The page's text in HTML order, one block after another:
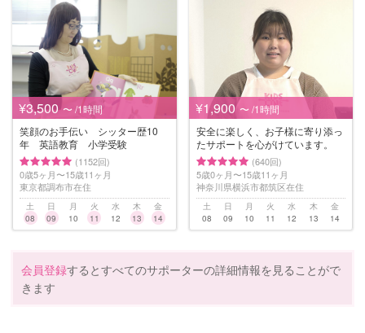
¥3,500 〜 /1時間
笑顔のお手伝い シッター歴10
年 英語教育 小学受験
(1152回)
0歳5ヶ月〜15歳11ヶ月
東京都調布市在住
土
08
日
09
月
10
火
11
水
12
木
13
金
14
¥1,900 〜 /1時間
安全に楽しく、お子様に寄り添っ
たサポートを心がけています。
(640回)
5歳0ヶ月〜15歳11ヶ月
神奈川県横浜市都筑区在住
土
08
日
09
月
10
火
11
水
12
木
13
金
14
会員登録するとすべてのサポーターの詳細情報を見ることがで
きます